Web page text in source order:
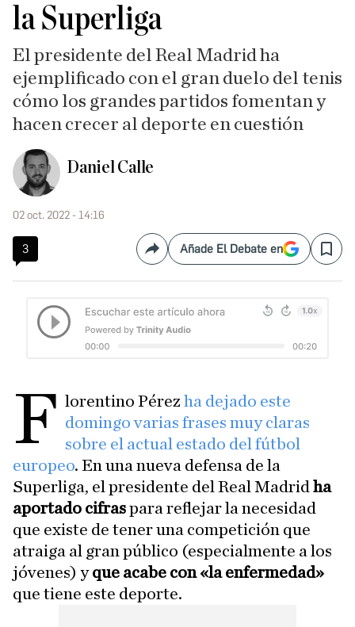
la Superliga
El presidente del Real Madrid ha
ejemplificado con el gran duelo del tenis
cómo los grandes partidos fomentan y
hacen crecer al deporte en cuestión
Daniel Calle
02 oct. 2022 - 14:16
3 CompartirAñade El Debate en Save
F lorentino Pérezha dejado este
domingo varias frases muy claras
sobre el actual estado del fútbol
europeo. En una nueva defensa de la
Superliga, el presidente del Real Madrid ha
aportado cifraspara reflejar la necesidad
que existe de tener una competición que
atraiga al gran público (especialmente a los
jóvenes) yque acabe con «la enfermedad»
que tiene este deporte.